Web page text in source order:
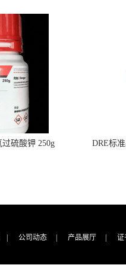
过硫酸钾 250g
DRE标
| 公司动态 | 产品展厅 | 证